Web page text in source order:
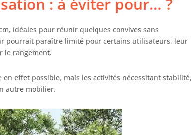
idéales pour réunir quelques convives sans
pourrait paraître limité pour certains utilisateurs, leur
le rangement.
effet possible, mais les activités nécessitant stabilité,
autre mobilier.